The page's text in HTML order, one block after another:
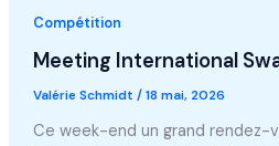
Compétition
Meeting International
Valérie Schmidt /18 mai, 2026
Ce week-end un grand rendez-